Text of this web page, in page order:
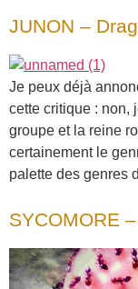
JUNON –
Je peux déjà
cette critique : non,
groupe et la reine
certainement le
palette des genres
SYCOMORE